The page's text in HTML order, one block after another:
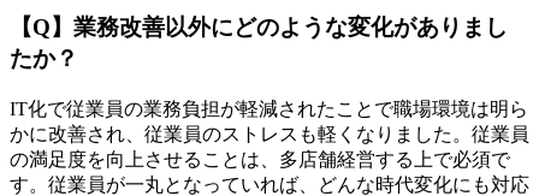
【Q】業務改善以外にどのような変化がありまし
たか？
IT化で従業員の業務負担が軽減されたことで職場環境は明ら
かに改善され、従業員のストレスも軽くなりました。従業員
の満足度を向上させることは、多店舗経営する上で必須で
す。従業員が一丸となっていれば、どんな時代変化にも対応